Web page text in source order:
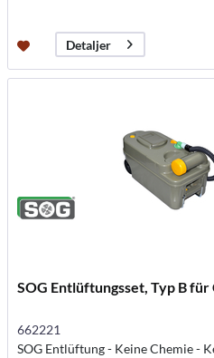
Detaljer
SOG Entlüftungsset, Typ B für
662221
SOG Entlüftung - Keine Chemie -